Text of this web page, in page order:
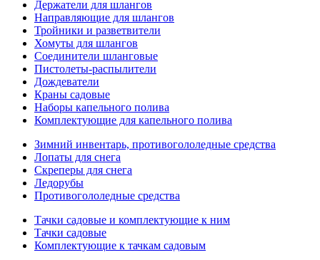
Держатели для шлангов
Направляющие для шлангов
Тройники и разветвители
Хомуты для шлангов
Соединители шланговые
Пистолеты-распылители
Дождеватели
Краны садовые
Наборы капельного полива
Комплектующие для капельного полива
Зимний инвентарь, противогололедные средства
Лопаты для снега
Скреперы для снега
Ледорубы
Противогололедные средства
Тачки садовые и комплектующие к ним
Тачки садовые
Комплектующие к тачкам садовым